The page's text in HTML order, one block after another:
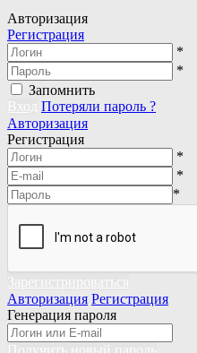
Авторизация
Регистрация
*
*
Запомнить
Вход Потеряли пароль ?
Авторизация
Регистрация
*
*
*
Зарегистрироваться
Авторизация Регистрация
Генерация пароля